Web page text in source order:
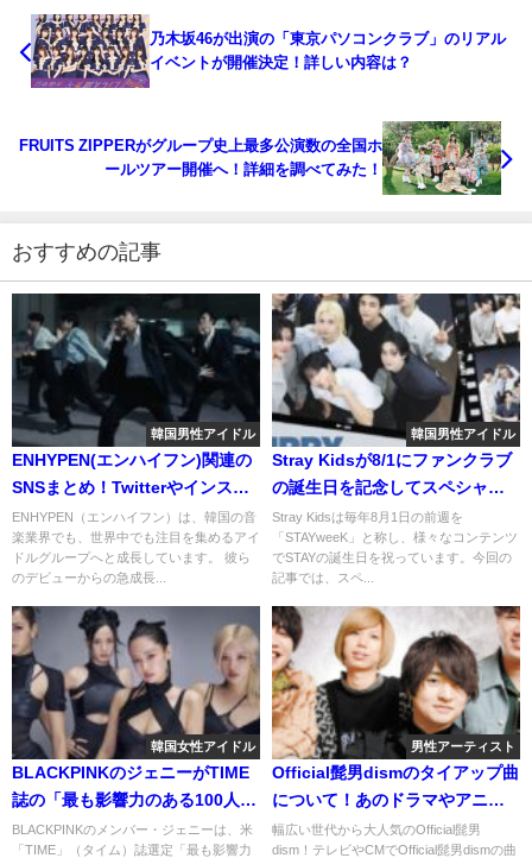
乃木坂46が出演の「東京パソコンクラブ」のリアル
イベントが開催決定！詳しい内容は？
FRUITS ZIPPERがグループ史上最多公演数の全国ホ
ールツアー開催へ！詳細を調べてみた！
おすすめの記事
韓国男性アイドル
ENHYPEN(エンハイフン)関連の
SNSまとめ！Twitterやインスタ
アドレスに知っておきたいルー
ルを把握！
ENHYPEN（エンハイフン）は、韓国の音
楽業界でも、世界中でも注目を集めるアイ
ドルグループへと成長しています。 彼ら
のデビューからの急成長...
韓国男性アイドル
Stray Kidsが8/1にファンクラブ
の誕生日を記念してスペシャル
動画を公開、記念ライブ配信
も！
Stray Kidsは毎年8月1日の前週を
「STAYweeK」と称し、様々なコンテンツ
でSTAYの誕生日を祝っています。今回の
記事では、スペ...
韓国女性アイドル
BLACKPINKのジェニーがTIME
誌の「最も影響力のある100人」
に選出！選出された理由とは？
BLACKPINKのメンバー・ジェニーは、米
「TIME」（タイム）誌選定「最も影響力
男性アーティスト
Official髭男dismのタイアップ曲
について！あのドラマやアニメ
やcmで登場した曲教えます！
幅広い世代から大人気のOfficial髭男
dism！テレビやCMでOfficial髭男dismの曲